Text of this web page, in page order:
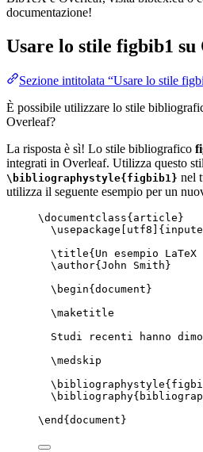
documentazione!
Usare lo stile figbib1 su
Sezione intitolata “Usare lo stile
È possibile utilizzare lo stile
Overleaf?
La risposta è sì! Lo stile bibliografico
integrati in Overleaf. Utilizza questo
\bibliographystyle{figbib1} nel
utilizza il seguente esempio per un
\documentclass{ article }
\usepackage
utf8 ]{
\title{Un esempio
\author{John Smith}
\begin{ document }
\maketitle
Studi recenti hanno
\medskip
\bibliographystyle
\bibliography
\end { document }